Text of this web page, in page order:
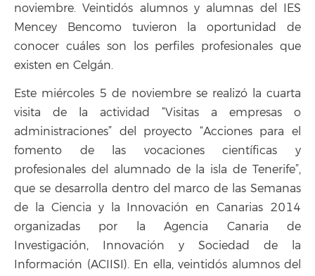
noviembre. Veintidós alumnos y alumnas del IES
Mencey Bencomo tuvieron la oportunidad de
conocer cuáles son los perfiles profesionales que
existen en Celgán.
Este miércoles 5 de noviembre se realizó la cuarta
visita de la actividad “Visitas a empresas o
administraciones” del proyecto “Acciones para el
fomento de las vocaciones científicas y
profesionales del alumnado de la isla de Tenerife”,
que se desarrolla dentro del marco de las Semanas
de la Ciencia y la Innovación en Canarias 2014
organizadas por la Agencia Canaria de
Investigación, Innovación y Sociedad de la
Información (ACIISI). En ella, veintidós alumnos del